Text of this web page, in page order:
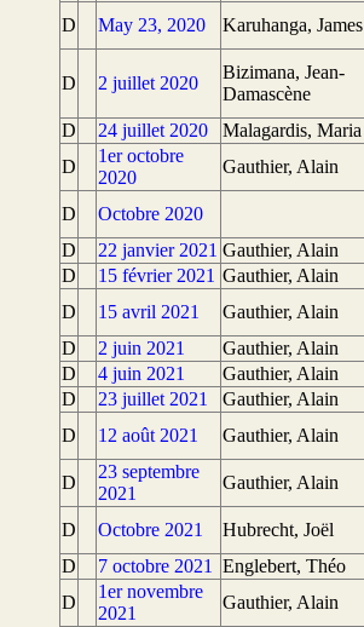
D
May 23, 2020 Karuhanga, James
D 2 juillet 2020
Bizimana, Jean-
Damascène
D
24 juillet 2020 Malagardis, Maria
D
1er octobre
2020
Gauthier, Alain
D Octobre 2020
D
22 janvier 2021 Gauthier, Alain
D
15 février 2021 Gauthier, Alain
D
15 avril 2021 Gauthier, Alain
D
2 juin 2021 Gauthier, Alain
D
4 juin 2021 Gauthier, Alain
D
23 juillet 2021 Gauthier, Alain
D
12 août 2021 Gauthier, Alain
D
23 septembre
2021
Gauthier, Alain
D Octobre 2021 Hubrecht, Joël
D
7 octobre 2021 Englebert, Théo
D
1er novembre
2021
Gauthier, Alain